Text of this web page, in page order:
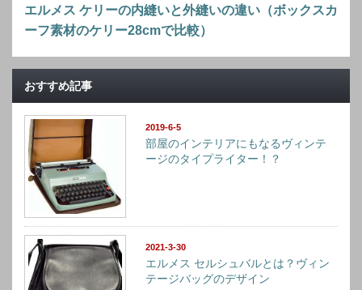
エルメス ケリーの内縫いと外縫いの違い（ボックスカ
ーフ素材のケリー28cmで比較）
おすすめ記事
2019-6-5
部屋のインテリアにもなるヴィンテ
ージのタイプライター！？
2021-3-30
エルメス セルシュバルとは？ヴィン
テージバッグのデザイン